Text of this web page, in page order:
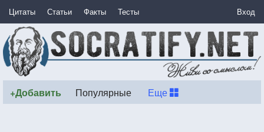
Цитаты Статьи Факты Тесты Вход
+Добавить Популярные Еще